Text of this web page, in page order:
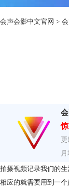
会声会影中文官网 >
拍摄视频记录我们的
相应的就需要用到一